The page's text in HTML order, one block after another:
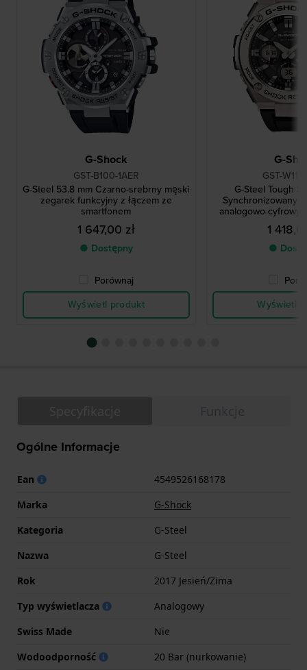
G-Shock
GST-B100-1AER
G-Steel 53.8 mm Czarno-srebrny męski
zegarek funkcyjny z łączem ze
smartfonem
1 647,00 zł
● Dostępny
Porównaj
Wyświetl produkt
G-
GST-
G-Steel Tough
Synchronizowany
analogowo-cyfrowy
1
●
Wyświetl
Ogólne Informacje
Ean
4549526168178
Marka
G-Shock
Kategoria
G-Steel
Nazwa
G-Steel
Rok
2017 Jesień/Zima
Typ wyświetlacza
Analogowy
Swiss Made
Nie
Wodoodporność
20 Bar (nurkowanie)